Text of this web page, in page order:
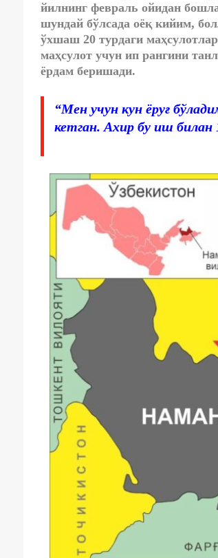
йилнинг февраль ойидан
шундай бўлсада оёқ кийим,
ўхшаш 20 турдаги
маҳсулот учун ип рангини
ёрдам беришади.
“Мен учун кун ёруғ
кетган. Ахир бу иш